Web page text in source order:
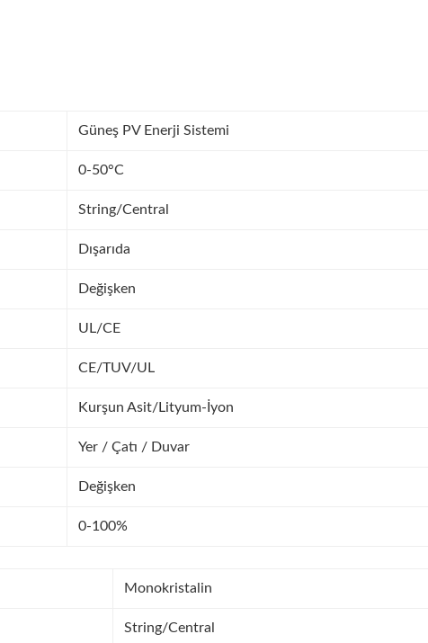
Güneş PV Enerji Sistemi
0-50°C
String/Central
Dışarıda
Değişken
UL/CE
CE/TUV/UL
Kurşun Asit/Lityum-İyon
Yer / Çatı / Duvar
Değişken
0-100%
Monokristalin
String/Central